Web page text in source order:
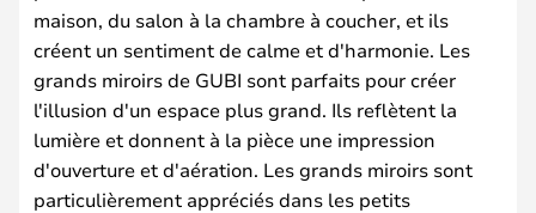
maison, du salon à la chambre à coucher, et ils
créent un sentiment de calme et d'harmonie. Les
grands miroirs de GUBI sont parfaits pour créer
l'illusion d'un espace plus grand. Ils reflètent la
lumière et donnent à la pièce une impression
d'ouverture et d'aération. Les grands miroirs sont
particulièrement appréciés dans les petits